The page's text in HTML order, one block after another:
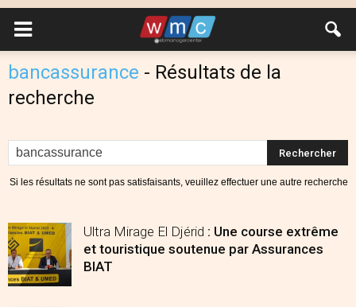
bancassurance - Résultats de la
recherche
Si les résultats ne sont pas satisfaisants, veuillez effectuer une autre recherche
Ultra Mirage El Djérid : Une course extrême
et touristique soutenue par Assurances
BIAT